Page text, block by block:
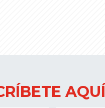
AQUÍ